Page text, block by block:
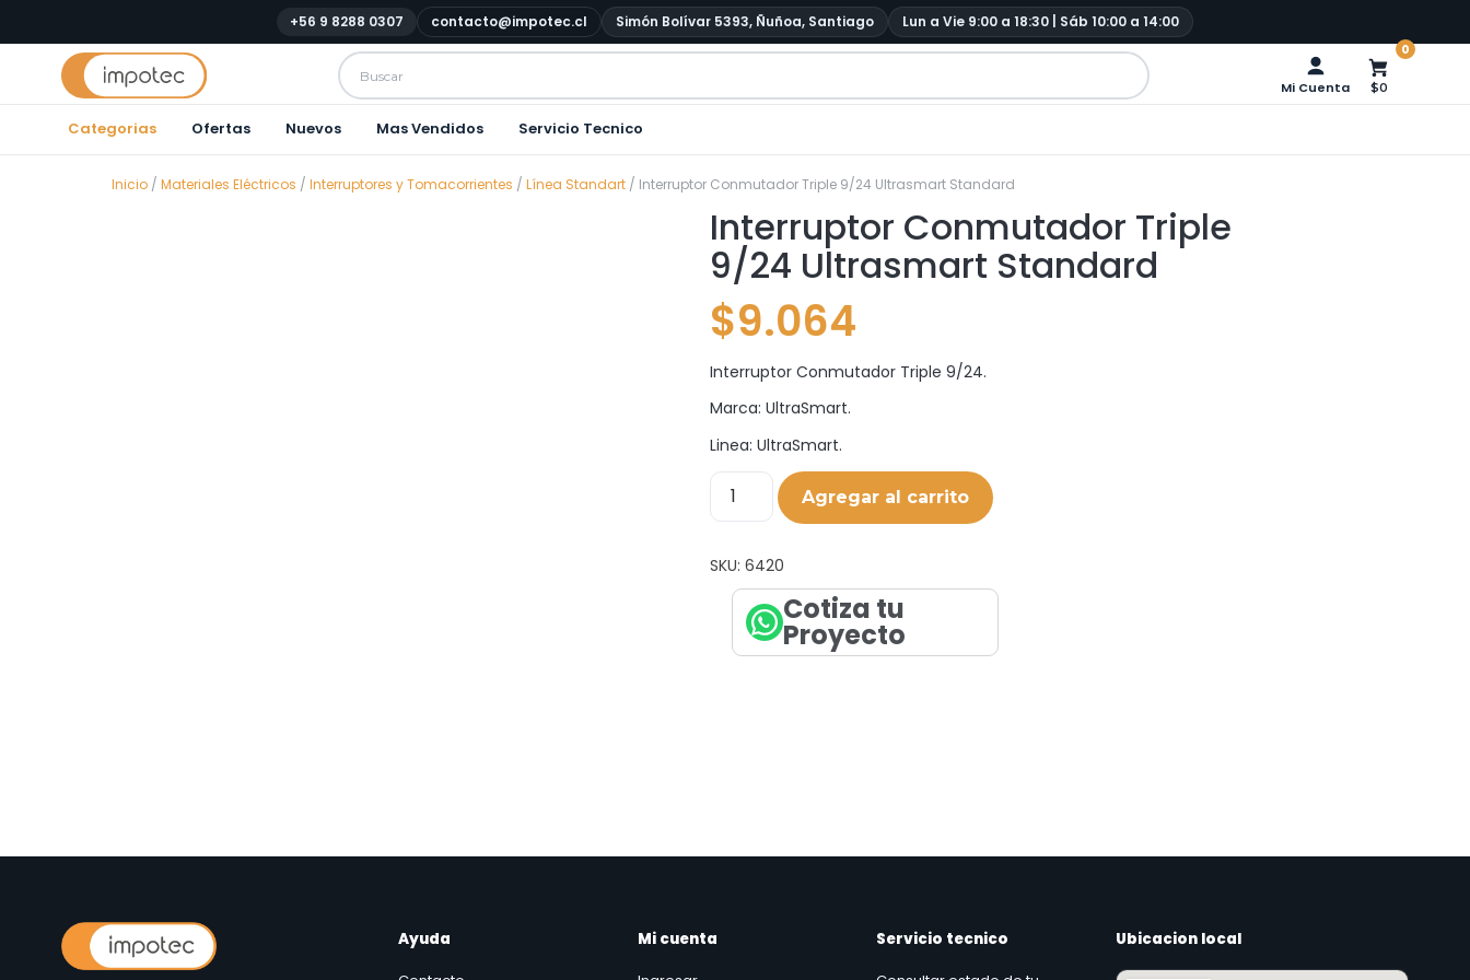
+56 9 8288 0307 contacto@impotec.cl Simón Bolívar 5393, Ñuñoa, Santiago Lun a Vie 9:00 a 18:30 | Sáb 10:00 a 14:00
Mi Cuenta
0
$0
Categorias Ofertas Nuevos Mas Vendidos Servicio Tecnico
Inicio / Materiales Eléctricos / Interruptores y Tomacorrientes / Línea Standart / Interruptor Conmutador Triple 9/24 Ultrasmart Standard
Interruptor Conmutador Triple
9/24 Ultrasmart Standard
$9.064
Interruptor Conmutador Triple 9/24.
Marca: UltraSmart.
Linea: UltraSmart.
Agregar al carrito
SKU:6420
Cotiza tu
Proyecto
Ayuda
Mi cuenta
Servicio tecnico
Ubicacion local